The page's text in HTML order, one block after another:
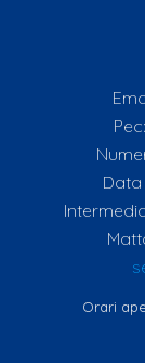
Pec:
Data
Orari